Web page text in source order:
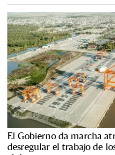
El Gobierno da marcha
desregular el trabajo de